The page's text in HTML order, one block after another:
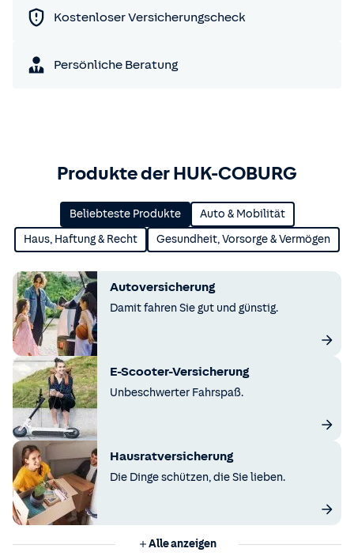
Kostenloser Versicherungscheck
Persönliche Beratung
Produkte der HUK-COBURG
Beliebteste Produkte Auto & Mobilität
Haus, Haftung & Recht Gesundheit, Vorsorge & Vermögen
Autoversicherung
Damit fahren Sie gut und günstig.
E-Scooter-Versicherung
Unbeschwerter Fahrspaß.
Hausratversicherung
Die Dinge schützen, die Sie lieben.
Alle anzeigen